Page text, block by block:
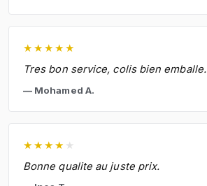
★ ★ ★ ★ ★
Tres bon service, colis bien emballe.
Mohamed A.
★ ★ ★ ★ ★
Bonne qualite au juste prix.